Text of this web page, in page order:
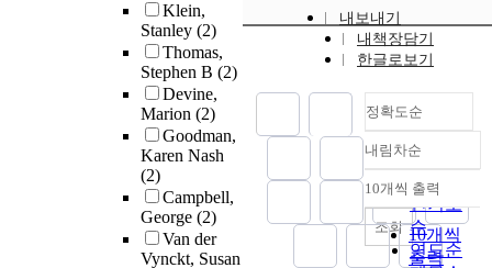
Klein,
Stanley (2)
Thomas,
Stephen B (2)
Devine,
Marion (2)
Goodman,
Karen Nash
(2)
Campbell,
George (2)
Van der
Vynckt, Susan
내보내기
내책장담기
한글로보기
정확도순
정확도
순
인기도
순
연도순
내림차순
내림차순
10개씩 출력
10개씩
출력
조회